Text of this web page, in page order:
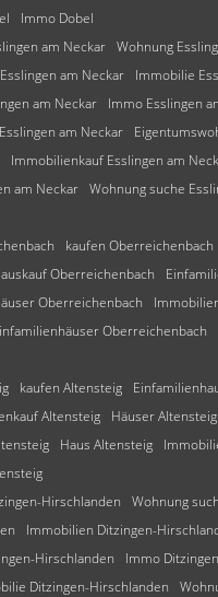
Immo Dobel
am Neckar Wohnung
am Neckar
Immobilie
am Neckar
Immo Esslingen
am Neckar
Immobilienkauf Esslingen am
am Neckar Wohnung suche
kaufen Oberreichenbach
Oberreichenbach
Oberreichenbach
Oberreichenbach
kaufen Altensteig
Altensteig
Häuser Altensteig
Haus Altensteig
Hirschlanden
Wohnung
Immobilien Ditzingen-
Hirschlanden
Immo
Ditzingen-Hirschlanden